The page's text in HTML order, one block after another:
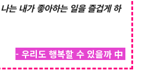
나는 내가 좋아하는 일을 즐겁게 하
- 우리도 행복할 수 있을까 中